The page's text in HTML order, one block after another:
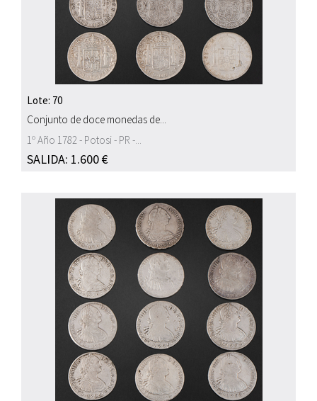
Lote: 70
Conjunto de doce monedas de...
1º Año 1782 - Potosi - PR -...
SALIDA: 1.600 €